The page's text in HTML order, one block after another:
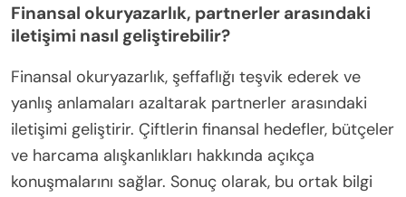
Finansal okuryazarlık, partnerler arasındaki
iletişimi nasıl geliştirebilir?
Finansal okuryazarlık, şeffaflığı teşvik ederek ve
yanlış anlamaları azaltarak partnerler arasındaki
iletişimi geliştirir. Çiftlerin finansal hedefler, bütçeler
ve harcama alışkanlıkları hakkında açıkça
konuşmalarını sağlar. Sonuç olarak, bu ortak bilgi